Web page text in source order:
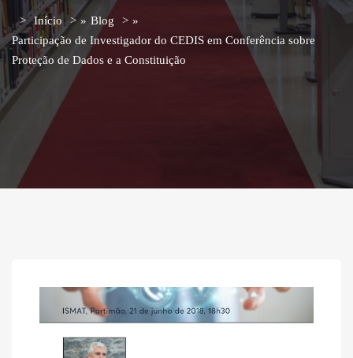
Início » Blog
»
Participação de Investigador do CEDIS em Conferência sobre
Proteção de Dados e a Constituição